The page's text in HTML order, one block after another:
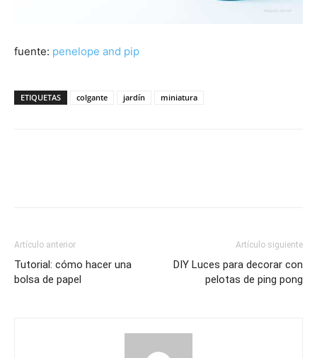
fuente: penelope and pip
ETIQUETAS colgante jardín miniatura
Artículo anterior
Tutorial: cómo hacer una
bolsa de papel
Artículo siguiente
DIY Luces para decorar con
pelotas de ping pong